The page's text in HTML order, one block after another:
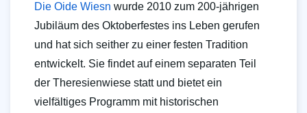
Die Oide Wiesn wurde 2010 zum 200-jährigen
Jubiläum des Oktoberfestes ins Leben gerufen
und hat sich seither zu einer festen Tradition
entwickelt. Sie findet auf einem separaten Teil
der Theresienwiese statt und bietet ein
vielfältiges Programm mit historischen